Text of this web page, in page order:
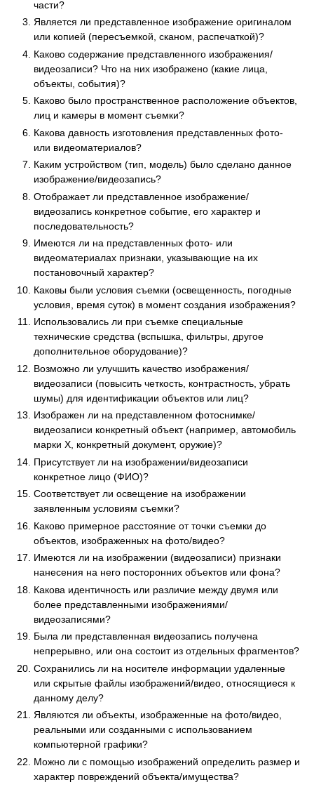
части?
Является ли представленное изображение оригиналом
или копией (пересъемкой, сканом, распечаткой)?
Каково содержание представленного изображения/
видеозаписи? Что на них изображено (какие лица,
объекты, события)?
Каково было пространственное расположение объектов,
лиц и камеры в момент съемки?
Какова давность изготовления представленных фото-
или видеоматериалов?
Каким устройством (тип, модель) было сделано данное
изображение/видеозапись?
Отображает ли представленное изображение/
видеозапись конкретное событие, его характер и
последовательность?
Имеются ли на представленных фото- или
видеоматериалах признаки, указывающие на их
постановочный характер?
Каковы были условия съемки (освещенность, погодные
условия, время суток) в момент создания изображения?
Использовались ли при съемке специальные
технические средства (вспышка, фильтры, другое
дополнительное оборудование)?
Возможно ли улучшить качество изображения/
видеозаписи (повысить четкость, контрастность, убрать
шумы) для идентификации объектов или лиц?
Изображен ли на представленном фотоснимке/
видеозаписи конкретный объект (например, автомобиль
марки X, конкретный документ, оружие)?
Присутствует ли на изображении/видеозаписи
конкретное лицо (ФИО)?
Соответствует ли освещение на изображении
заявленным условиям съемки?
Каково примерное расстояние от точки съемки до
объектов, изображенных на фото/видео?
Имеются ли на изображении (видеозаписи) признаки
нанесения на него посторонних объектов или фона?
Какова идентичность или различие между двумя или
более представленными изображениями/
видеозаписями?
Была ли представленная видеозапись получена
непрерывно, или она состоит из отдельных фрагментов?
Сохранились ли на носителе информации удаленные
или скрытые файлы изображений/видео, относящиеся к
данному делу?
Являются ли объекты, изображенные на фото/видео,
реальными или созданными с использованием
компьютерной графики?
Можно ли с помощью изображений определить размер и
характер повреждений объекта/имущества?